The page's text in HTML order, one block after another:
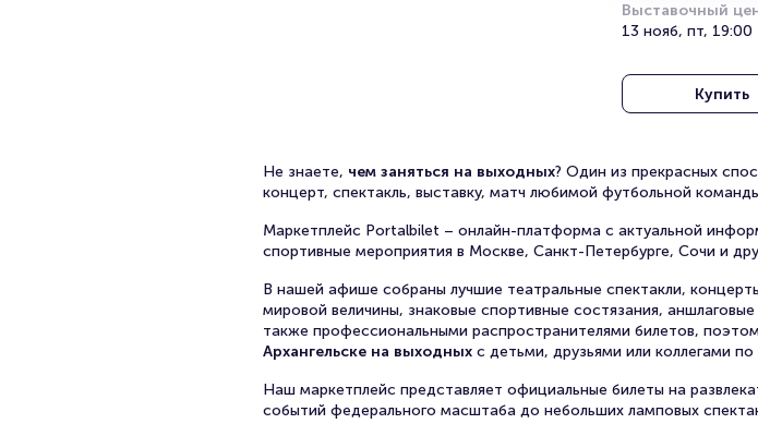
Выставочный
«Норд Экспо»
13 нояб, пт, 19:00
Купить
Не знаете, чем заняться на выходных? Один из прекрасных
концерт, спектакль, выставку, матч любимой футбольной
Маркетплейс Portalbilet – онлайн-платформа с актуальной
спортивные мероприятия в Москве, Санкт-Петербурге, Сочи и
В нашей афише собраны лучшие театральные спектакли,
мировой величины, знаковые спортивные состязания,
также профессиональными распространителями билетов,
Архангельске на выходныхс детьми, друзьями или коллегами по
Наш маркетплейс представляет официальные билеты на
событий федерального масштаба до небольших ламповых